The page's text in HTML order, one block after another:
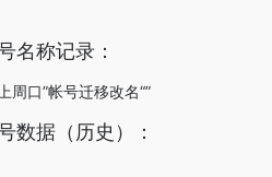
名称记录：
周口”帐号迁移改名“”
数据（历史）：